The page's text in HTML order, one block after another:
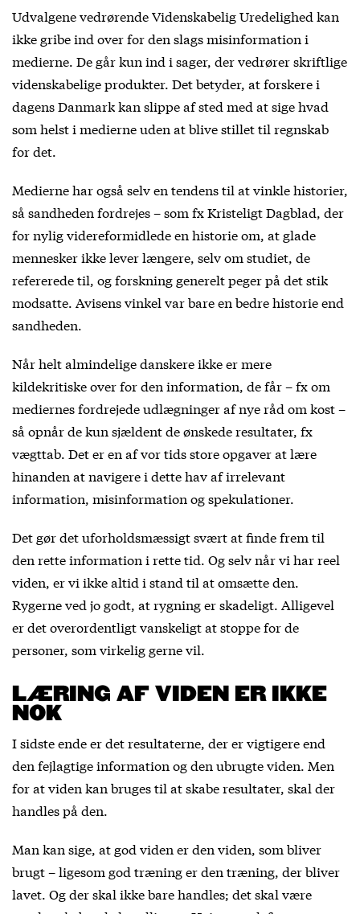
Udvalgene vedrørende Videnskabelig Uredelighed kan
ikke gribe ind over for den slags misinformation i
medierne. De går kun ind i sager, der vedrører skriftlige
videnskabelige produkter. Det betyder, at forskere i
dagens Danmark kan slippe af sted med at sige hvad
som helst i medierne uden at blive stillet til regnskab
for det.
Medierne har også selv en tendens til at vinkle historier,
så sandheden fordrejes – som fx Kristeligt Dagblad, der
for nylig videreformidlede en historie om, at glade
mennesker ikke lever længere, selv om studiet, de
refererede til, og forskning generelt peger på det stik
modsatte. Avisens vinkel var bare en bedre historie end
sandheden.
Når helt almindelige danskere ikke er mere
kildekritiske over for den information, de får – fx om
mediernes fordrejede udlægninger af nye råd om kost –
så opnår de kun sjældent de ønskede resultater, fx
vægttab. Det er en af vor tids store opgaver at lære
hinanden at navigere i dette hav af irrelevant
information, misinformation og spekulationer.
Det gør det uforholdsmæssigt svært at finde frem til
den rette information i rette tid. Og selv når vi har reel
viden, er vi ikke altid i stand til at omsætte den.
Rygerne ved jo godt, at rygning er skadeligt. Alligevel
er det overordentligt vanskeligt at stoppe for de
personer, som virkelig gerne vil.
LÆRING AF VIDEN ER IKKE
NOK
I sidste ende er det resultaterne, der er vigtigere end
den fejlagtige information og den ubrugte viden. Men
for at viden kan bruges til at skabe resultater, skal der
handles på den.
Man kan sige, at god viden er den viden, som bliver
brugt – ligesom god træning er den træning, der bliver
lavet. Og der skal ikke bare handles; det skal være